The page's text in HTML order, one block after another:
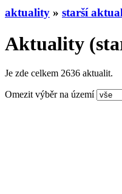
aktuality » starší
Aktuality
Je zde celkem 2636 aktualit.
Omezit výběr na území